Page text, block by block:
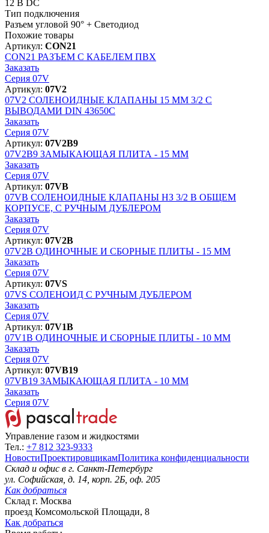
12 В DC
Тип подключения
Разъем угловой 90° + Светодиод
Похожие товары
Артикул: CON21
CON21 РАЗЪЕМ С КАБЕЛЕМ ПВХ
Заказать
Серия 07V
Артикул: 07V2
07V2 СОЛЕНОИДНЫЕ КЛАПАНЫ 15 MM 3/2 С
ВЫВОДАМИ DIN 43650C
Заказать
Серия 07V
Артикул: 07V2B9
07V2B9 ЗАМЫКАЮЩАЯ ПЛИТА - 15 MM
Заказать
Серия 07V
Артикул: 07VB
07VB СОЛЕНОИДНЫЕ КЛАПАНЫ НЗ 3/2 В ОБЩЕМ
КОРПУСЕ, С РУЧНЫМ ДУБЛЕРОМ
Заказать
Серия 07V
Артикул: 07V2B
07V2B ОДИНОЧНЫЕ И СБОРНЫЕ ПЛИТЫ - 15 MM
Заказать
Серия 07V
Артикул: 07VS
07VS СОЛЕНОИД С РУЧНЫМ ДУБЛЕРОМ
Заказать
Серия 07V
Артикул: 07V1B
07V1B ОДИНОЧНЫЕ И СБОРНЫЕ ПЛИТЫ - 10 MM
Заказать
Серия 07V
Артикул: 07VB19
07VB19 ЗАМЫКАЮЩАЯ ПЛИТА - 10 MM
Заказать
Серия 07V
Управление газом и жидкостями
Тел.: +7 812 323-9333
НовостиПроектировщикамПолитика конфиденциальности
Склад и офис в г. Санкт-Петербург
ул. Софийская, д. 14, корп. 2Б, оф. 205
Как добраться
Склад г. Москва
проезд Комсомольской Площади, 8
Как добраться